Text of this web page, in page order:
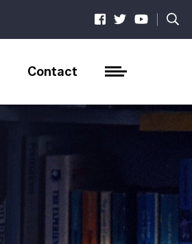
|
Contact